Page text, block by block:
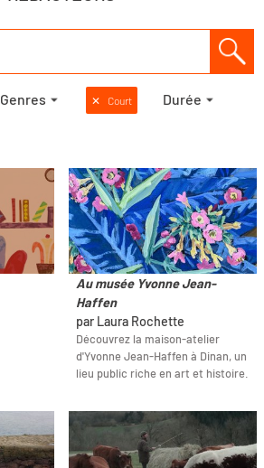
Genres ✕ Court Durée
Au musée Yvonne Jean-
Haffen
par Laura Rochette
Découvrez la maison-atelier
d'Yvonne Jean-Haffen à Dinan, un
lieu public riche en art et histoire.